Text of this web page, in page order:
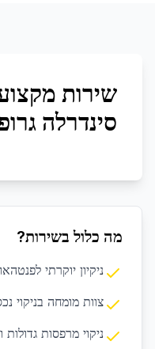
שירות
סינדרלה
מה כלול בשירות?
ניקיון יוקרתי
צוות מומחה בניקוי
ניקוי מרפסות גדולות